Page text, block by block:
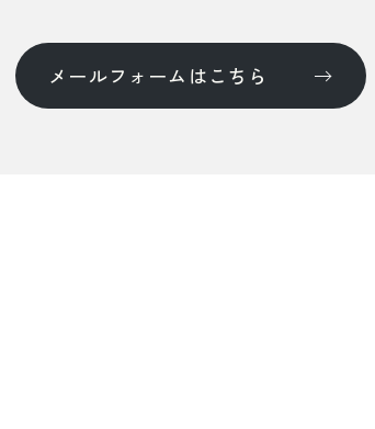
メールフォームはこちら